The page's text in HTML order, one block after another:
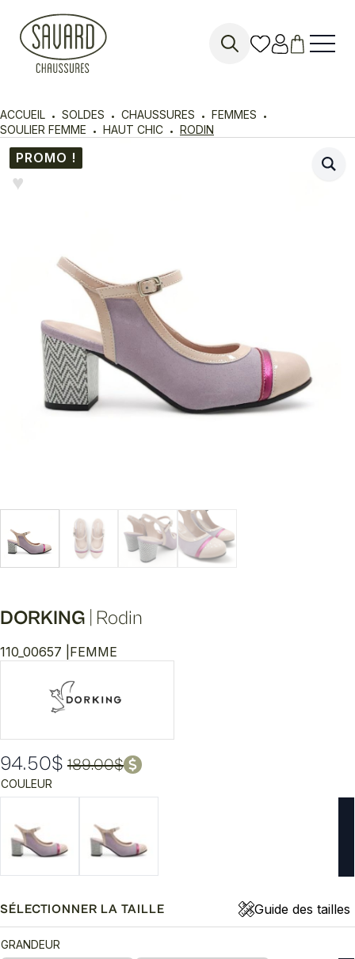
ACCUEIL SOLDES CHAUSSURES
FEMMES
SOULIER FEMME
HAUT CHIC RODIN
PROMO !
♥︎
DORKING Rodin
110_00657 | FEMME
189.00$
Le
prix
initial
était :
189.00$.
94.50$
Le
prix
actuel
est :
94.50$.
COULEUR
SÉLECTIONNER LA TAILLE Guide des tailles
GRANDEUR